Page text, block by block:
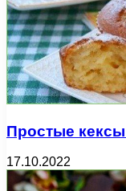
Простые
17.10.2022